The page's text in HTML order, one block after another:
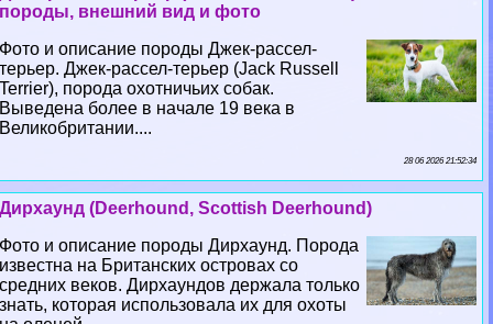
породы, внешний вид и фото
Фото и описание породы Джек-рассел-
терьер. Джек-рассел-терьер (Jack Russell
Terrier), порода охотничьих собак.
Выведена более в начале 19 века в
Великобритании....
28 06 2026 21:52:34
Дирхаунд (Deerhound, Scottish Deerhound)
Фото и описание породы Дирхаунд. Порода
известна на Британских островах со
средних веков. Дирхаундов держала только
знать, которая использовала их для охоты